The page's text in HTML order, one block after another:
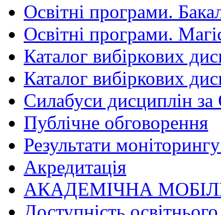
Освітні програми.
Освітні програми.
Каталог вибіркових
Каталог вибіркових
Силабуси дисциплін
Публічне обговорення
Результати
Акредитація
АКАДЕМІЧНА